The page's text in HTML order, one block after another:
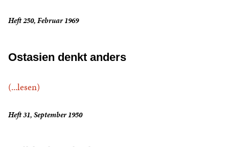
Heft 250, Februar 1969
Ostasien denkt anders
(...lesen)
Heft 31, September 1950